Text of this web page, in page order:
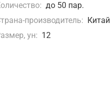
до 50 пар.
производитель: Китай
ун: 12